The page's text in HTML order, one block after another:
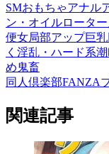
SMおもちゃアナル
ン・オイルローター
便女局部アップ巨乳
く 淫乱・ハード系潮
め鬼畜
同人倶楽部FANZA
関連記事